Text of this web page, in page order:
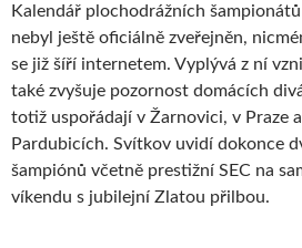
Kalendář plochodrážních
nebyl ještě oficiálně zveřejněn,
se již šíří internetem. Vyplývá z ní
také zvyšuje pozornost domácích
totiž uspořádají v Žarnovici, v Praze
Pardubicích. Svítkov uvidí dokonce
šampiónů včetně prestižní SEC na
víkendu s jubilejní Zlatou přilbou.